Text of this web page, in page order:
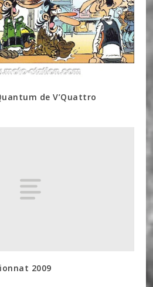
de V’Quattro
2009